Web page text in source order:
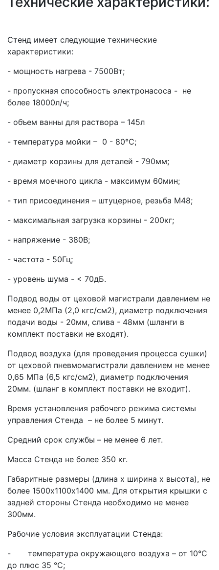
Стенд имеет следующие технические
характеристики:
- мощность нагрева - 7500Вт;
- пропускная способность электронасоса - не
более 18000л/ч;
- объем ванны для раствора – 145л
- температура мойки – 0 - 80°С;
- диаметр корзины для деталей - 790мм;
- время моечного цикла - максимум 60мин;
- тип присоединения – штуцерное, резьба М48;
- максимальная загрузка корзины - 200кг;
- напряжение - 380В;
- частота - 50Гц;
- уровень шума - < 70дБ.
Подвод воды от цеховой магистрали давлением не
менее 0,2МПа (2,0 кгс/см2), диаметр подключения
подачи воды - 20мм, слива - 48мм (шланги в
комплект поставки не входят).
Подвод воздуха (для проведения процесса сушки)
от цеховой пневмомагистрали давлением не менее
0,65 МПа (6,5 кгс/см2), диаметр подключения
20мм. (шланг в комплект поставки не входит).
Время установления рабочего режима системы
управления Стенда – не более 5 минут.
Средний срок службы – не менее 6 лет.
Масса Стенда не более 350 кг.
Габаритные размеры (длина х ширина х высота), не
более 1500х1100х1400 мм. Для открытия крышки с
задней стороны Стенда необходимо не менее
300мм.
Рабочие условия эксплуатации Стенда:
- температура окружающего воздуха – от 10°С
до плюс 35 °С;